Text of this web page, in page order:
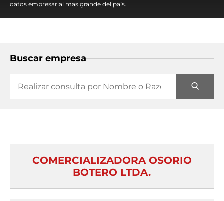
datos empresarial mas grande del país.
Buscar empresa
COMERCIALIZADORA OSORIO
BOTERO LTDA.